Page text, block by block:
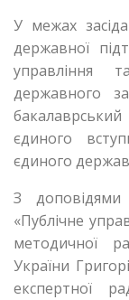
У межах
державної
управління
державного
бакалаврський
єдиного
єдиного
З доповідями
«Публічне
методичної
України
експертної